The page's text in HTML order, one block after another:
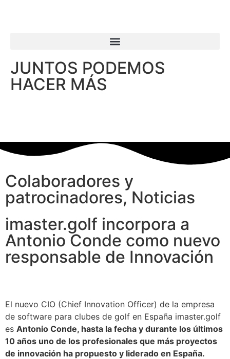
JUNTOS PODEMOS
HACER MÁS
Colaboradores y
patrocinadores, Noticias
imaster.golf incorpora a
Antonio Conde como nuevo
responsable de Innovación
El nuevo CIO (Chief Innovation Officer) de la empresa
de software para clubes de golf en España imaster.golf
es Antonio Conde, hasta la fecha y durante los últimos
10 años uno de los profesionales que más proyectos
de innovación ha propuesto y liderado en España.